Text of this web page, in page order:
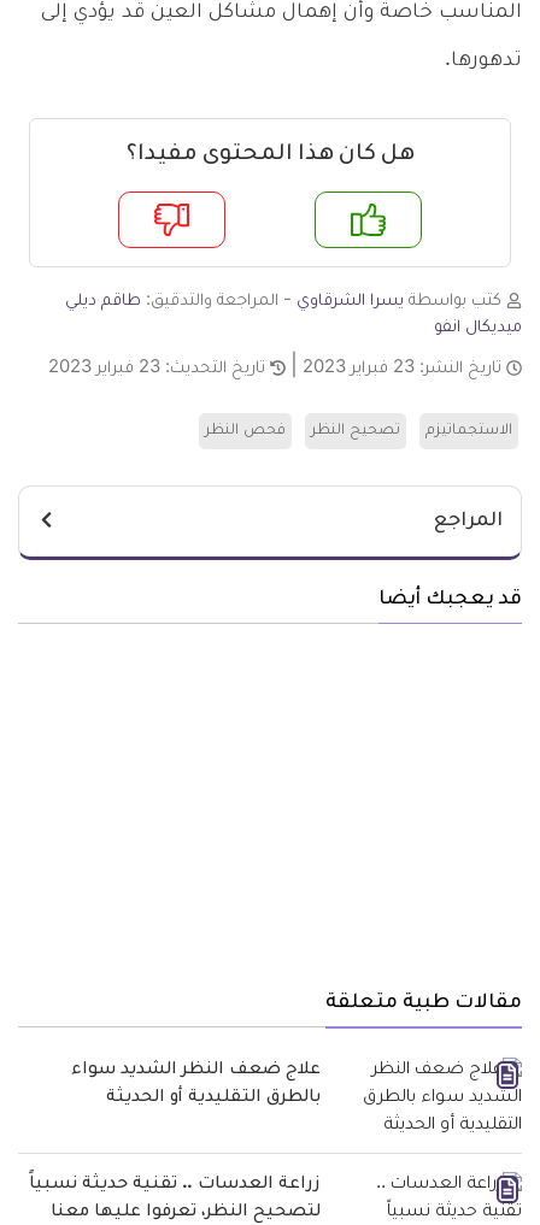
المناسب خاصة وأن إهمال مشاكل العين قد يؤدي إلى
تدهورها.
هل كان هذا المحتوى مفيدا؟
لا
كتب بواسطة يسرا الشرقاوي - المراجعة والتدقيق: طاقم ديلي
ميديكال انفو
تاريخ النشر: 23 فبراير 2023 تاريخ التحديث: 23 فبراير 2023
الاستجماتيزم تصحيح النظر فحص النظر
المراجع
قد يعجبك أيضا
مقالات طبية متعلقة
علاج ضعف النظر الشديد سواء
بالطرق التقليدية أو الحديثة
زراعة العدسات .. تقنية حديثة نسبياً
لتصحيح النظر، تعرفوا عليها معنا